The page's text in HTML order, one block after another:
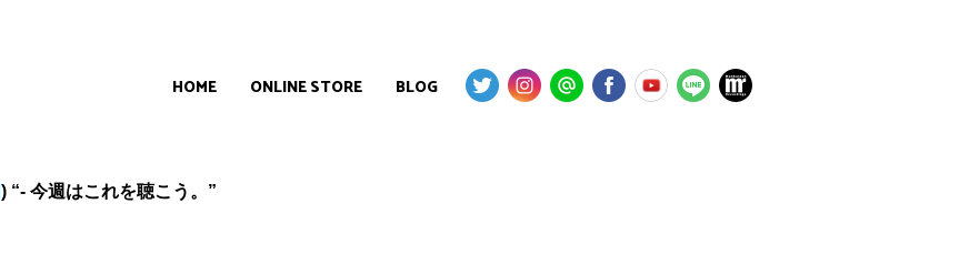
HOME ONLINE STORE BLOG
) “- 今週はこれを聴こう。”